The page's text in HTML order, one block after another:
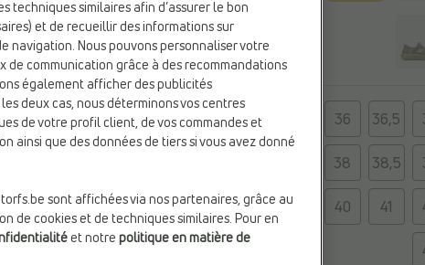
Taille
36 36,5
38 38,5
39,5 40 41
techniques similaires afin d’assurer le bon
et de recueillir des informations sur
navigation. Nous pouvons personnaliser votre
de communication grâce à des recommandations
également afficher des publicités
deux cas, nous déterminons vos centres
de votre profil client, de vos commandes et
ainsi que des données de tiers si vous avez donné
sont affichées via nos partenaires, grâce au
de cookies et de techniques similaires. Pour en
et notre politique en matière de